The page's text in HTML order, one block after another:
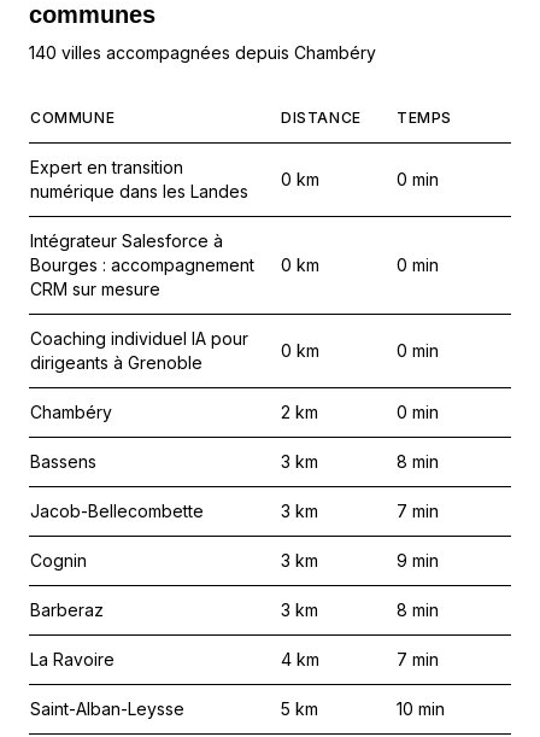
communes
140 villes accompagnées depuis Chambéry
COMMUNE DISTANCE TEMPS
Expert en transition
numérique dans les Landes
0 km 0 min
Intégrateur Salesforce à
Bourges : accompagnement
CRM sur mesure
0 km 0 min
Coaching individuel IA pour
dirigeants à Grenoble
0 km 0 min
Chambéry 2 km 0 min
Bassens 3 km 8 min
Jacob-Bellecombette 3 km 7 min
Cognin 3 km 9 min
Barberaz 3 km 8 min
La Ravoire 4 km 7 min
Saint-Alban-Leysse 5 km 10 min